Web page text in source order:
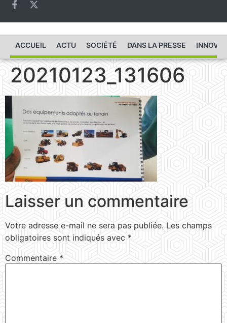
ACCUEIL ACTU SOCIÉTÉ DANS LA PRESSE
20210123_131606
Laisser un commentaire
Votre adresse e-mail ne sera pas publiée. Les champs
obligatoires sont indiqués avec *
Commentaire *